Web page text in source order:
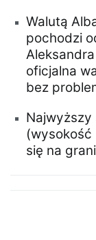
Walutą
pochodzi
Aleksandra
oficjalna
bez
Najwyższy
(wysokość
się na